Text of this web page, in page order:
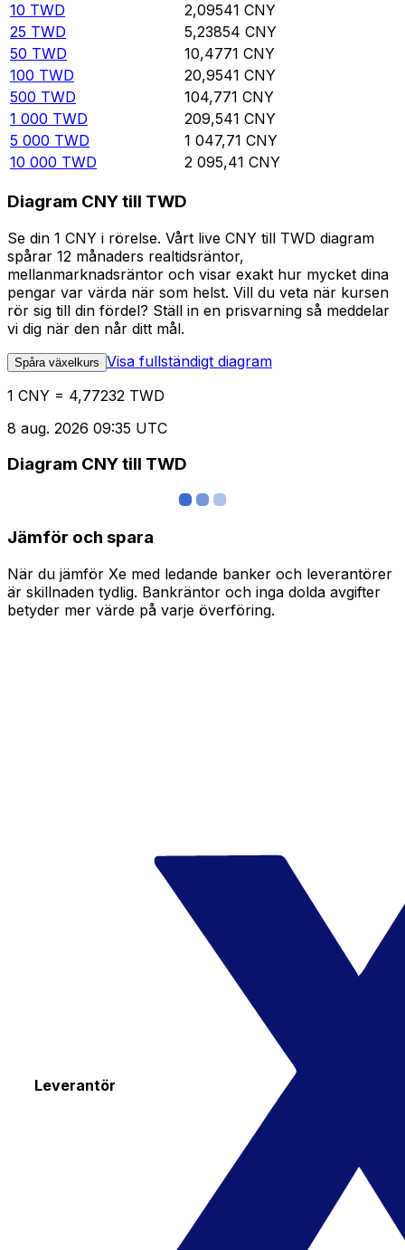
10 TWD 2,09541 CNY
25 TWD 5,23854 CNY
50 TWD 10,4771 CNY
100 TWD 20,9541 CNY
500 TWD 104,771 CNY
1 000 TWD 209,541 CNY
5 000 TWD 1 047,71 CNY
10 000 TWD 2 095,41 CNY
Diagram CNY till TWD
Se din 1 CNY i rörelse. Vårt live CNY till TWD diagram
spårar 12 månaders realtidsräntor,
mellanmarknadsräntor och visar exakt hur mycket dina
pengar var värda när som helst. Vill du veta när kursen
rör sig till din fördel? Ställ in en prisvarning så meddelar
vi dig när den når ditt mål.
Spåra växelkurs Visa fullständigt diagram
1 CNY = 4,77232 TWD
8 aug. 2026 09:35 UTC
Diagram CNY till TWD
Jämför och spara
När du jämför Xe med ledande banker och leverantörer
är skillnaden tydlig. Bankräntor och inga dolda avgifter
betyder mer värde på varje överföring.
Leverantör